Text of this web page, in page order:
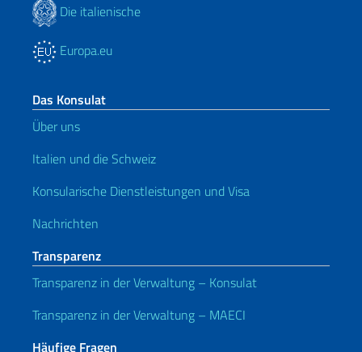
Die italienische
Europa.eu
Das Konsulat
Über uns
Italien und die Schweiz
Konsularische Dienstleistungen und Visa
Nachrichten
Transparenz
Transparenz in der Verwaltung – Konsulat
Transparenz in der Verwaltung – MAECI
Häufige Fragen